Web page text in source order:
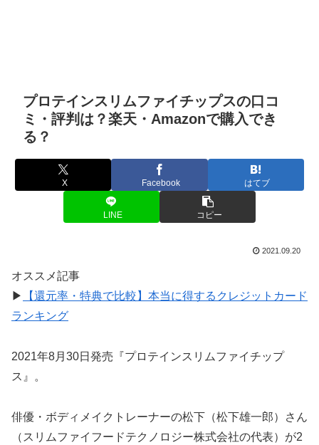
プロテインスリムファイチップスの口コ
ミ・評判は？楽天・Amazonで購入でき
る？
X Facebook はてブ
LINE コピー
2021.09.20
オススメ記事
▶
【還元率・特典で比較】本当に得するクレジットカード
ランキング
2021年8月30日発売『プロテインスリムファイチップ
ス』。
俳優・ボディメイクトレーナーの松下（松下雄一郎）さん
（スリムファイフードテクノロジー株式会社の代表）が2